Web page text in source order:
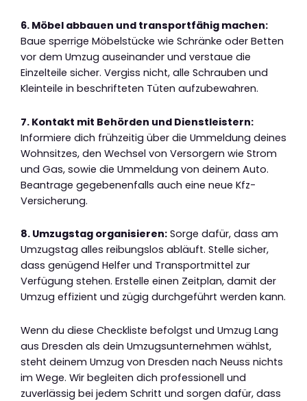
6. Möbel abbauen und transportfähig machen:
Baue sperrige Möbelstücke wie Schränke oder Betten
vor dem Umzug auseinander und verstaue die
Einzelteile sicher. Vergiss nicht, alle Schrauben und
Kleinteile in beschrifteten Tüten aufzubewahren.
7. Kontakt mit Behörden und Dienstleistern:
Informiere dich frühzeitig über die Ummeldung deines
Wohnsitzes, den Wechsel von Versorgern wie Strom
und Gas, sowie die Ummeldung von deinem Auto.
Beantrage gegebenenfalls auch eine neue Kfz-
Versicherung.
8. Umzugstag organisieren: Sorge dafür, dass am
Umzugstag alles reibungslos abläuft. Stelle sicher,
dass genügend Helfer und Transportmittel zur
Verfügung stehen. Erstelle einen Zeitplan, damit der
Umzug effizient und zügig durchgeführt werden kann.
Wenn du diese Checkliste befolgst und Umzug Lang
aus Dresden als dein Umzugsunternehmen wählst,
steht deinem Umzug von Dresden nach Neuss nichts
im Wege. Wir begleiten dich professionell und
zuverlässig bei jedem Schritt und sorgen dafür, dass